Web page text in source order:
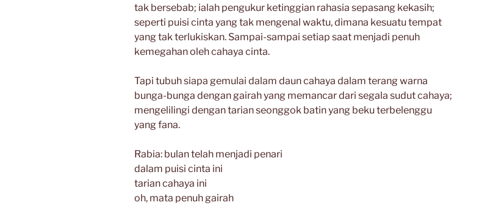
tak bersebab; ialah pengukur ketinggian rahasia sepasang kekasih;
seperti puisi cinta yang tak mengenal waktu, dimana kesuatu tempat
yang tak terlukiskan. Sampai-sampai setiap saat menjadi penuh
kemegahan oleh cahaya cinta.
Tapi tubuh siapa gemulai dalam daun cahaya dalam terang warna
bunga-bunga dengan gairah yang memancar dari segala sudut cahaya;
mengelilingi dengan tarian seonggok batin yang beku terbelenggu
yang fana.
Rabia: bulan telah menjadi penari
dalam puisi cinta ini
tarian cahaya ini
oh, mata penuh gairah